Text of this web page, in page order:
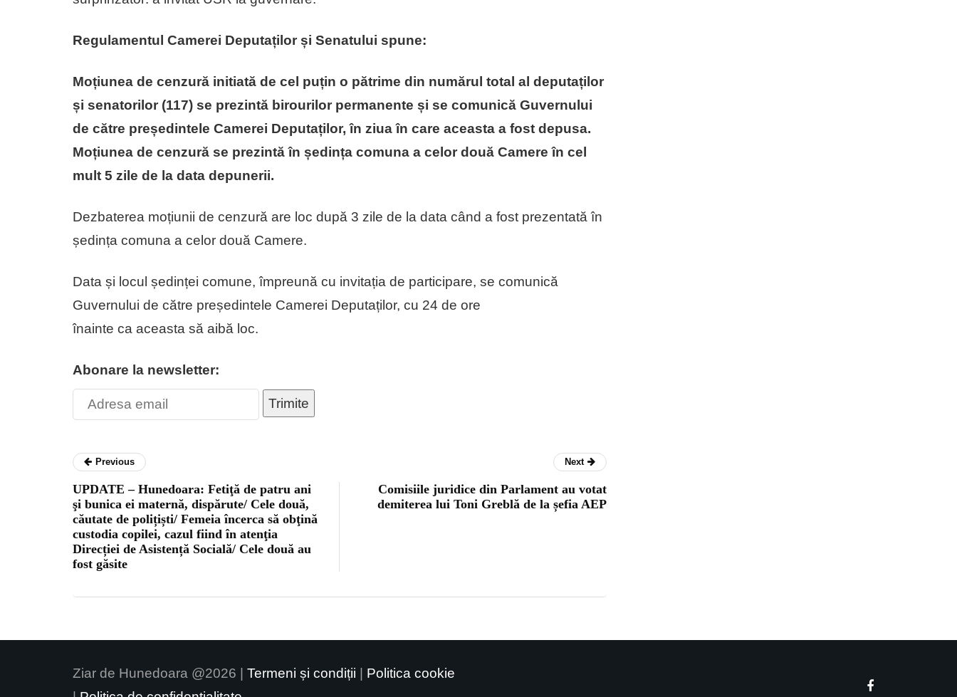
Regulamentul Camerei Deputaților și Senatului spune:
Moțiunea de cenzură initiată de cel puțin o pătrime din numărul total al deputaților
și senatorilor (117) se prezintă birourilor permanente și se comunică Guvernului
de către președintele Camerei Deputaților, în ziua în care aceasta a fost depusa.
Moțiunea de cenzură se prezintă în ședința comuna a celor două Camere în cel
mult 5 zile de la data depunerii.
Dezbaterea moțiunii de cenzură are loc după 3 zile de la data când a fost prezentată în
ședința comuna a celor două Camere.
Data și locul ședinței comune, împreună cu invitația de participare, se comunică
Guvernului de către președintele Camerei Deputaților, cu 24 de ore
înainte ca aceasta să aibă loc.
Abonare la newsletter:
Trimite
Previous
UPDATE – Hunedoara: Fetiţă de patru ani
şi bunica ei maternă, dispărute/ Cele două,
căutate de polițiști/ Femeia încerca să obţină
custodia copilei, cazul fiind în atenţia
Direcției de Asistență Socială/ Cele două au
fost găsite
Next
Comisiile juridice din Parlament au votat
demiterea lui Toni Greblă de la șefia AEP
Ziar de Hunedoara @2026 | Termeni și condiții | Politica cookie